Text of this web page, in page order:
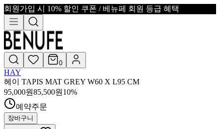
회원가입 시 10% 할인 쿠폰 / 베뉴페 회원 등급 혜택
0
HAY
헤이 TAPIS MAT GREY W60 X L95 CM
95,000원85,500원 10%
예약주문
장바구니